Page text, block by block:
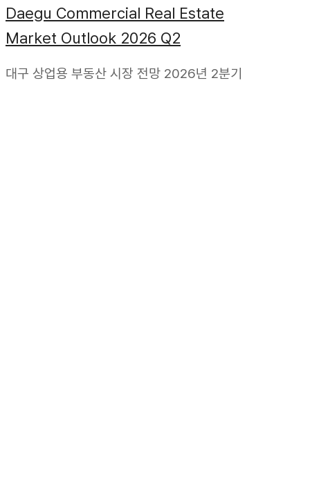
Daegu Commercial Real Estate
Market Outlook 2026 Q2
대구 상업용 부동산 시장 전망 2026년 2분기